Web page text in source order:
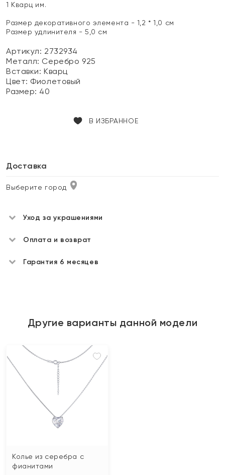
1 Кварц им.
Размер декоративного элемента - 1,2 * 1,0 см
Размер удлинителя - 5,0 см
Артикул: 2732934
Металл: Серебро 925
Вставки:Кварц
Цвет: Фиолетовый
Размер: 40
В ИЗБРАННОЕ
Доставка
Выберите город
Уход за украшениями
Оплата и возврат
Гарантия 6 месяцев
Другие варианты данной модели
Колье из серебра с
фианитами